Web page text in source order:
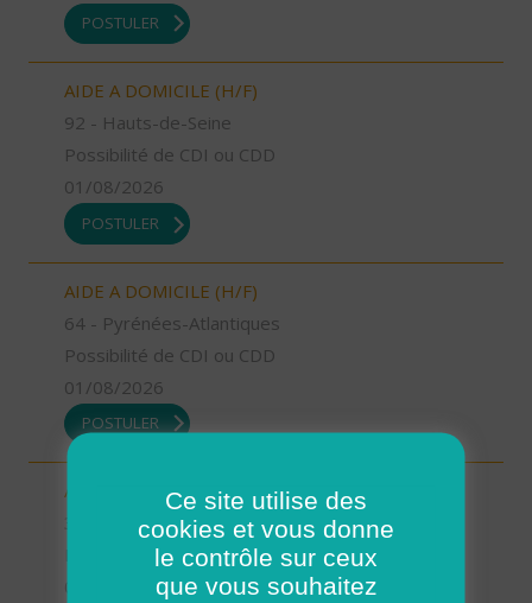
POSTULER
AIDE A DOMICILE (H/F)
92 - Hauts-de-Seine
Possibilité de CDI ou CDD
01/08/2026
POSTULER
AIDE A DOMICILE (H/F)
64 - Pyrénées-Atlantiques
Possibilité de CDI ou CDD
01/08/2026
POSTULER
AUXILIAIRE DE VIE SOCIALE (H/F)
37 - Indre-et-Loire
Possibilité de CDI ou CDD
01/08/2026
Ce site utilise des
cookies et vous donne
le contrôle sur ceux
que vous souhaitez